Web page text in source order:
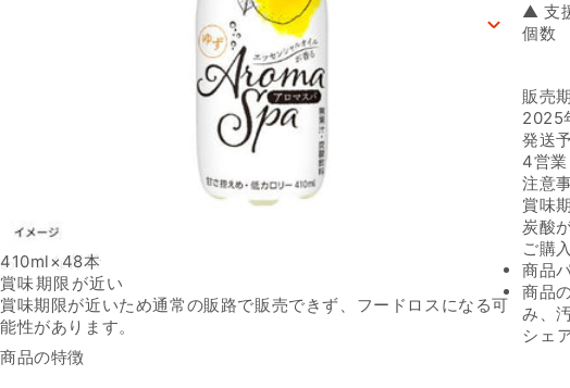
410ml×48本
おトクな背景
賞味期限が近い
賞味期限が近いため通常の販路で販売できず、フードロスになる可
能性があります。
▲ 支
個数
販売
2025
発送
4営業
注意
賞味
炭酸
ご購
商品
商品
み、
シェ
商品の特徴